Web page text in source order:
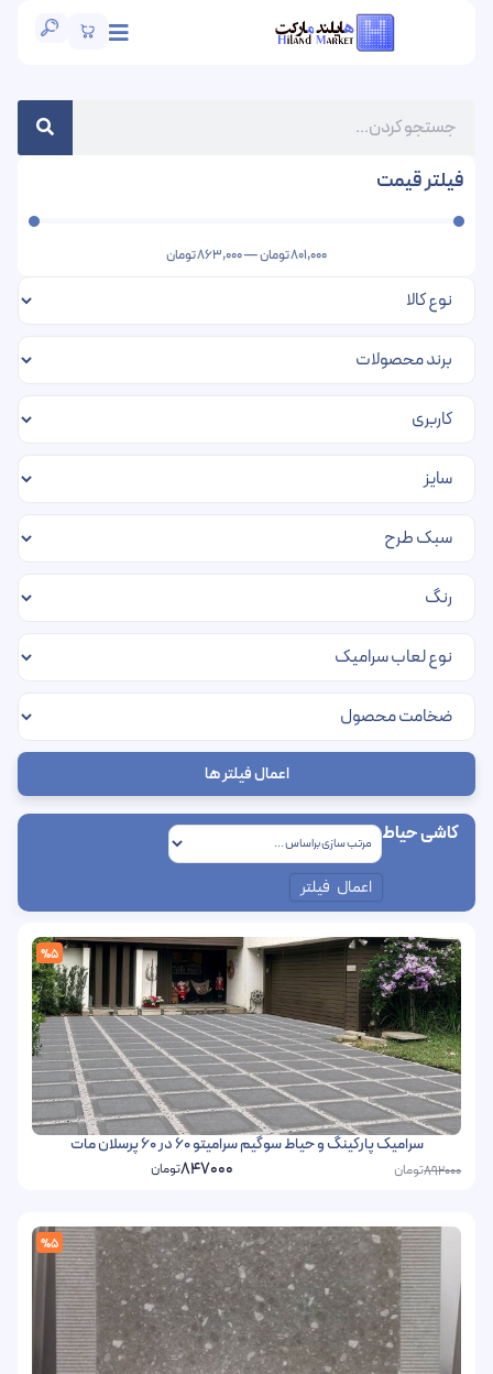
فیلتر قیمت
801,000تومان—
863,000تومان
اعمال فیلتر ها
کاشی حیاط
اعمال فیلتر
%5
سرامیک پارکینگ و حیاط سوگیم سرامیتو 60 در 60 پرسلان مات
892000تومان 847000تومان
%5